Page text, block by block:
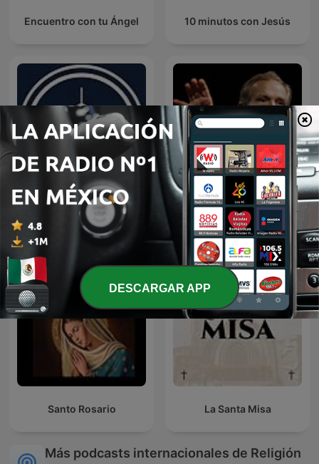
Encuentro con tu Ángel 10 minutos con Jesús
Predicaciones Cristianas
EL AMOR QUE VALE on
Oneplace.com
Santo Rosario La Santa Misa
Más podcasts internacionales de Religión
DESCARGAR APP